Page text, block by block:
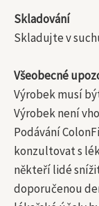
Skladování
Skladujte v
Všeobecné
Výrobek musí
Výrobek není
Podávání
konzultovat s
někteří lidé
doporučenou